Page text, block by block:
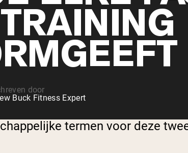
door
Buck Fitness Expert
termen voor deze